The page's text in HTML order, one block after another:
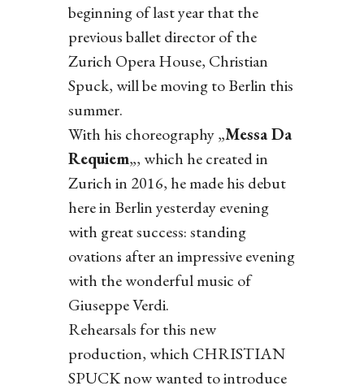
beginning of last year that the
previous ballet director of the
Zurich Opera House, Christian
Spuck, will be moving to Berlin this
summer.
With his choreography „Messa Da
Requiem„, which he created in
Zurich in 2016, he made his debut
here in Berlin yesterday evening
with great success: standing
ovations after an impressive evening
with the wonderful music of
Giuseppe Verdi.
Rehearsals for this new
production, which CHRISTIAN
SPUCK now wanted to introduce